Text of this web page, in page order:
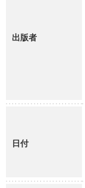
出版者
日付